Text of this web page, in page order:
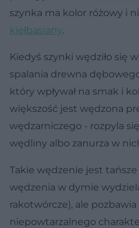
szynka ma kolor różowy i
kiełbasiany.
Kiedyś szynki wędziło się
spalania drewna
który wpływał na smak i
większość jest wędzona
wędzarniczego - rozpyla
wędliny albo zanurza w
Takie wędzenie jest tańsze
wędzenia w dymie
rakotwórcze), ale
niepowtarzalnego